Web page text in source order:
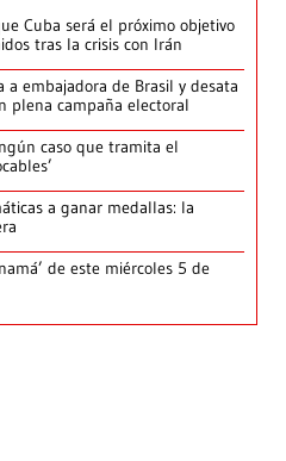
Cuba será el próximo objetivo
tras la crisis con Irán
a embajadora de Brasil y desata
plena campaña electoral
caso que tramita el
a ganar medallas: la
de este miércoles 5 de